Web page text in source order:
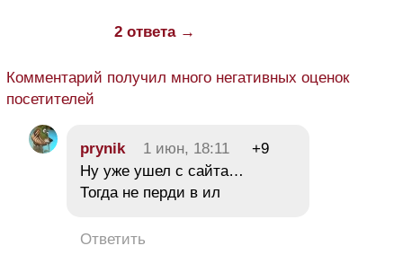
2 ответа →
Комментарий получил много негативных оценок
посетителей
prynik 1 июн, 18:11
+9
Ну уже ушел с сайта…
Тогда не перди в ил
Ответить